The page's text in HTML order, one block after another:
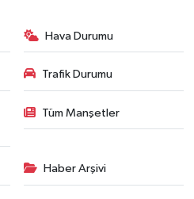
Hava Durumu
Trafik Durumu
Tüm Manşetler
Haber Arşivi